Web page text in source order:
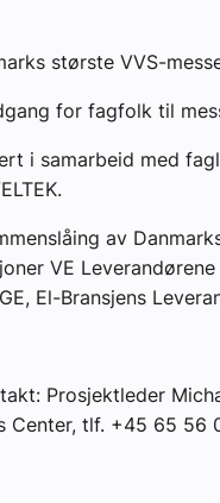
største VVS-
for fagfolk til
i samarbeid med
av
VE
El-Bransjens
Prosjektleder
Center, tlf. +45 65 56